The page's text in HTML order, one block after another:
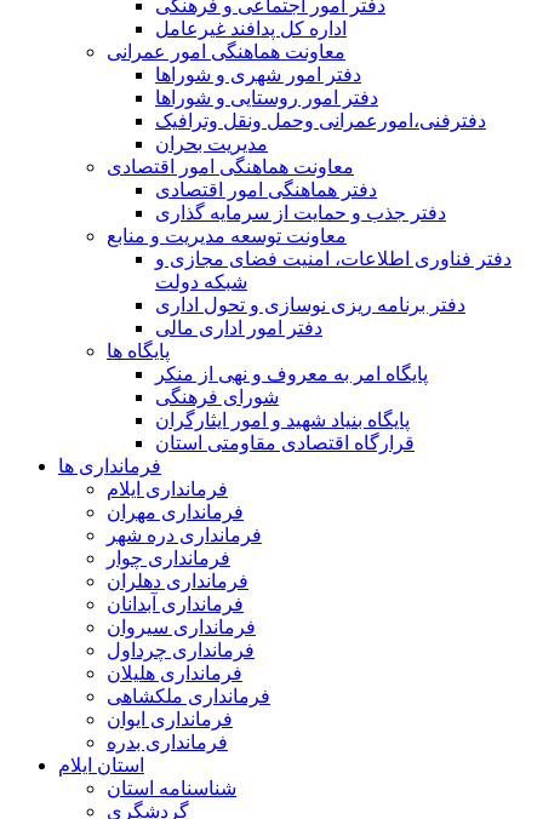
دفتر امور اجتماعی و فرهنگی
اداره کل پدافند غیرعامل
معاونت هماهنگی امور عمرانی
دفتر امور شهری و شوراها
دفتر امور روستایی و شوراها
دفترفنی،امورعمرانی وحمل ونقل وترافيک
مدیریت بحران
معاونت هماهنگی امور اقتصادی
دفتر هماهنگی امور اقتصادی
دفتر جذب و حمایت از سرمایه گذاری
معاونت توسعه مدیریت و منابع
دفتر فناوری اطلاعات، امنیت فضای مجازی و
شبکه دولت
دفتر برنامه ریزی نوسازی و تحول اداری
دفتر امور اداری مالی
پایگاه ها
پایگاه امر به معروف و نهی از منکر
شورای فرهنگی
پایگاه بنیاد شهید و امور ایثارگران
قرارگاه اقتصادی مقاومتی استان
فرمانداری ها
فرمانداری ایلام
فرمانداری مهران
فرمانداری دره شهر
فرمانداری چوار
فرمانداری دهلران
فرمانداری آبدانان
فرمانداری سیروان
فرمانداری چرداول
فرمانداری هلیلان
فرمانداری ملکشاهی
فرمانداری ایوان
فرمانداری بدره
استان ایلام
شناسنامه استان
گردشگری